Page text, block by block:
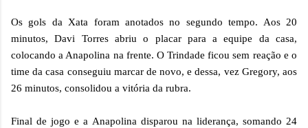
Os gols da Xata foram anotados no segundo tempo. Aos 20
minutos, Davi Torres abriu o placar para a equipe da casa,
colocando a Anapolina na frente. O Trindade ficou sem reação e o
time da casa conseguiu marcar de novo, e dessa, vez Gregory, aos
26 minutos, consolidou a vitória da rubra.
Final de jogo e a Anapolina disparou na liderança, somando 24